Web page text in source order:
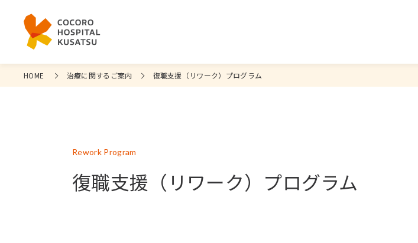
HOME 治療に関するご案内 復職支援（リワーク）プログラム
Rework Program
復職支援（リワーク）プログラム